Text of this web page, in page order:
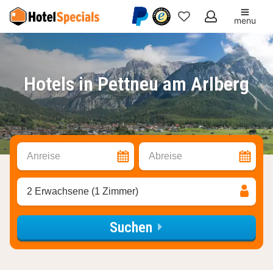
Meine
Favoriten
menu
Hotels in Pettneu am Arlberg
Anreise Abreise
2 Erwachsene (1 Zimmer)
Suchen